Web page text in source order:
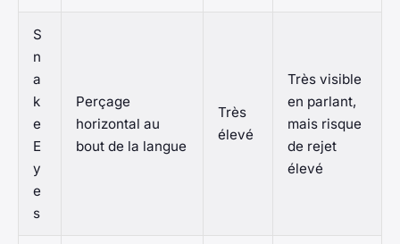
S
n
a
k
e
E
y
e
s
Perçage
horizontal au
bout de la langue
Très
élevé
Très visible
en parlant,
mais risque
de rejet
élevé